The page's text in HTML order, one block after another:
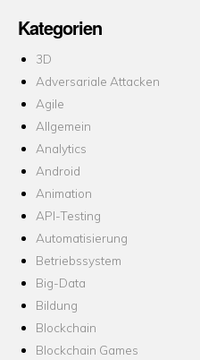
Kategorien
3D
Adversariale Attacken
Agile
Allgemein
Analytics
Android
Animation
API-Testing
Automatisierung
Betriebssystem
Big-Data
Bildung
Blockchain
Blockchain Games